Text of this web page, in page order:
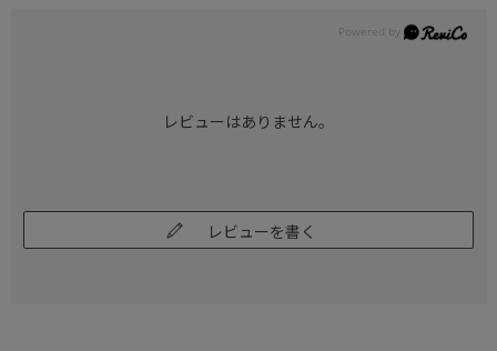
レビューはありません。
レビューを書く